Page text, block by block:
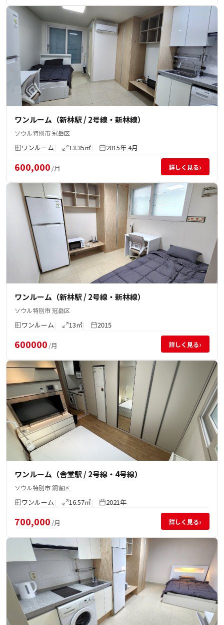
ワンルーム（新林駅 / 2号線・新林線）
ソウル特別市 冠岳区
ワンルーム 13.35㎡ 2015年 4月
600,000 /月 詳しく見る›
ワンルーム（新林駅 / 2号線・新林線）
ソウル特別市 冠岳区
ワンルーム 13㎡ 2015
600000 /月 詳しく見る›
ワンルーム（舎堂駅 / 2号線・4号線）
ソウル特別市 銅雀区
ワンルーム 16.57㎡ 2021年
700,000 /月 詳しく見る›